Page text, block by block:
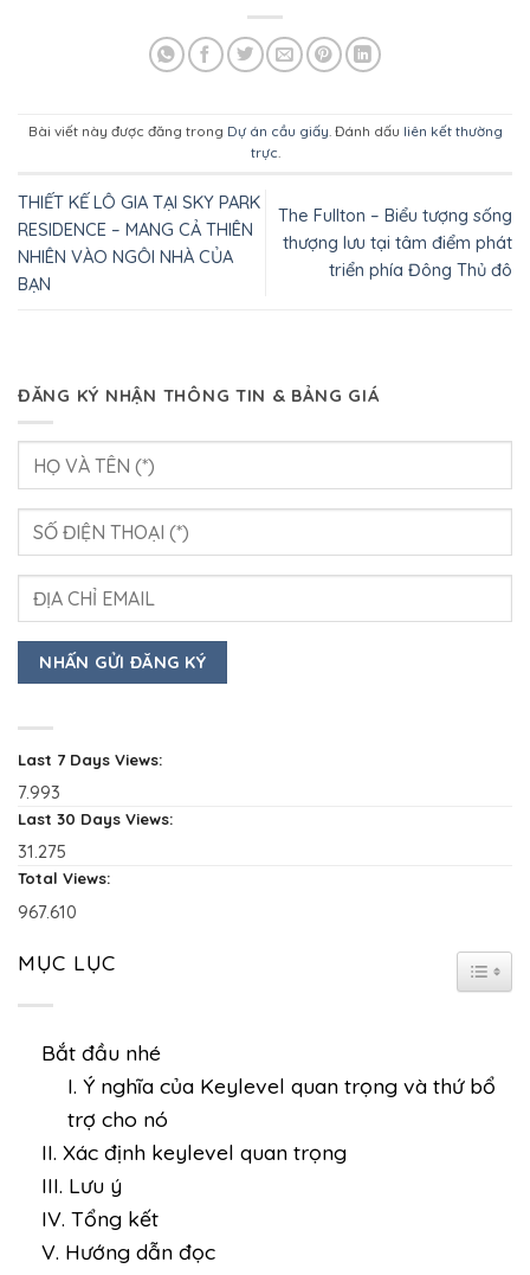
Bài viết này được đăng trong Dự án cầu giấy. Đánh dấu liên kết thường
trực.
THIẾT KẾ LÔ GIA TẠI SKY PARK
RESIDENCE – MANG CẢ THIÊN
NHIÊN VÀO NGÔI NHÀ CỦA
BẠN
The Fullton – Biểu tượng sống
thượng lưu tại tâm điểm phát
triển phía Đông Thủ đô
ĐĂNG KÝ NHẬN THÔNG TIN & BẢNG GIÁ
Last 7 Days Views:
7.993
Last 30 Days Views:
31.275
Total Views:
967.610
MỤC LỤC
Bắt đầu nhé
I. Ý nghĩa của Keylevel quan trọng và thứ bổ
trợ cho nó
II. Xác định keylevel quan trọng
III. Lưu ý
IV. Tổng kết
V. Hướng dẫn đọc